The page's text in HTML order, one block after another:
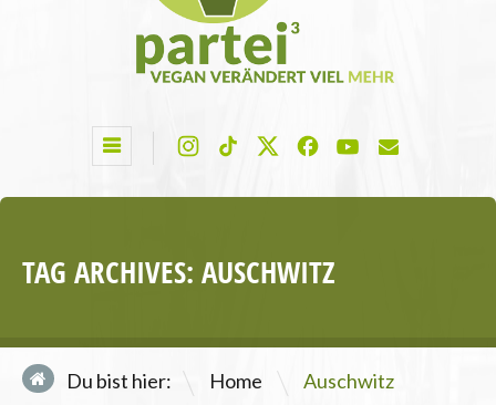
TAG ARCHIVES: AUSCHWITZ
Du bist hier: Home \ Auschwitz